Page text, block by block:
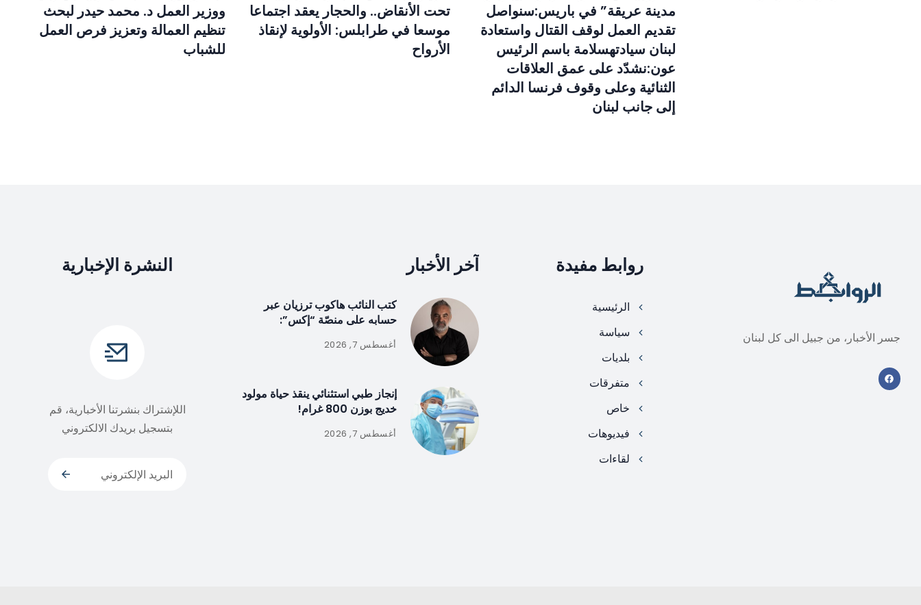
مدينة عريقة” في باريس:سنواصل
تقديم العمل لوقف القتال واستعادة
لبنان سيادتهسلامة باسم الرئيس
عون:نشدّد على عمق العلاقات
الثنائية وعلى وقوف فرنسا الدائم
إلى جانب لبنان
تحت الأنقاض.. والحجار يعقد اجتماعا
موسعا في طرابلس: الأولوية لإنقاذ
الأرواح
ووزير العمل د. محمد حيدر لبحث
تنظيم العمالة وتعزيز فرص العمل
للشباب
جسر الأخبار، من جبيل الى كل لبنان
روابط مفيدة
الرئيسية
سياسة
بلديات
متفرقات
خاص
فيديوهات
لقاءات
آخر الأخبار
كتب النائب هاكوب ترزيان عبر
حسابه على منصّة “إكس”:
أغسطس 7, 2026
إنجاز طبي استثنائي ينقذ حياة مولود
خديج بوزن 800 غرام!
أغسطس 7, 2026
النشرة الإخبارية
اللإشتراك بنشرتنا الأخبارية، قم
بتسجيل بريدك الالكتروني